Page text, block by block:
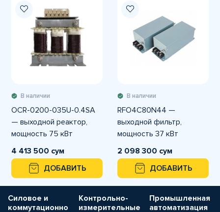
В наличии
OCR-0200-035U-0.4SA
— выходной реактор,
мощность 75 кВт
4 413 500 сум
ДОБАВИТЬ
В наличии
RFO4C80N44 —
выходной фильтр,
мощность 37 кВт
2 098 300 сум
ДОБАВИТЬ
Силовое и
коммутационно
Контрольно-
измерительные
Промышленная
автоматизация